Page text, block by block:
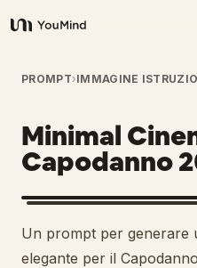
YouMind
Panoramica
Casi d'uso
Abilità
Prompt
PROMPT›IMMAGINE
Minimal
Capodanno
Un prompt per generare
elegante per il